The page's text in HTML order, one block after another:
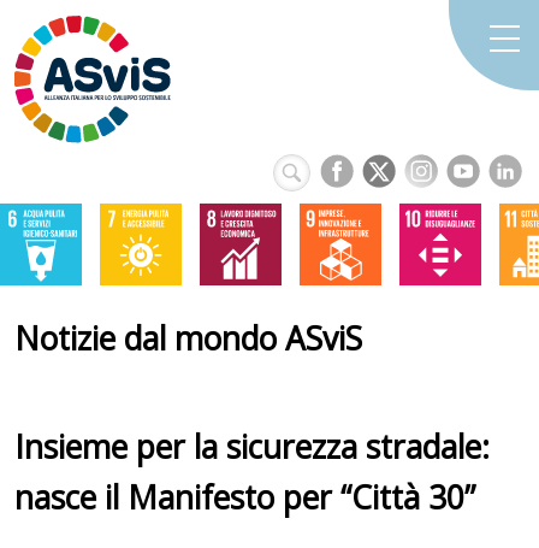
Notizie dal mondo ASviS
Insieme per la sicurezza stradale:
nasce il Manifesto per “Città 30”